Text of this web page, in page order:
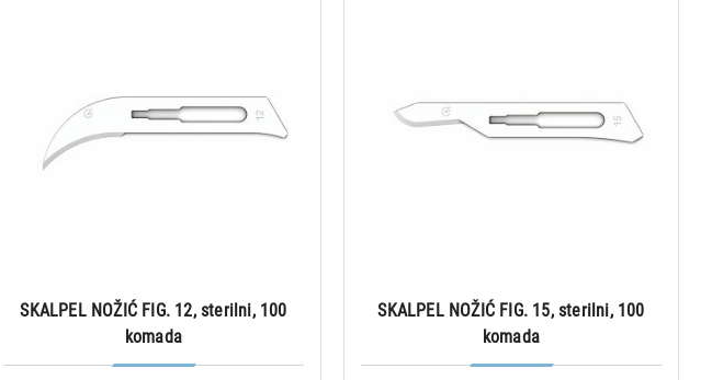
SKALPEL NOŽIĆ FIG. 12, sterilni, 100
komada
SKALPEL NOŽIĆ FIG. 15, sterilni, 100
komada